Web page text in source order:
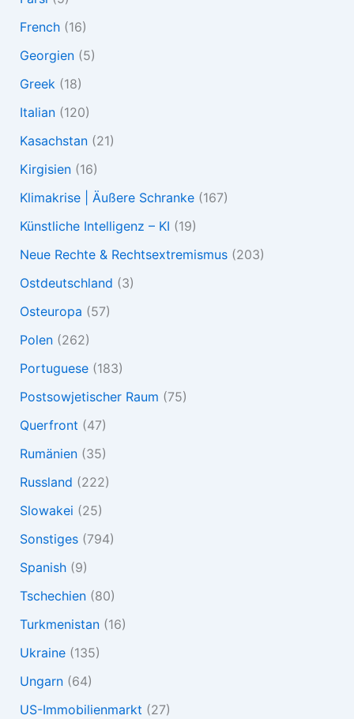
French(16)
Georgien(5)
Greek(18)
Italian(120)
Kasachstan(21)
Kirgisien(16)
Klimakrise | Äußere Schranke(167)
Künstliche Intelligenz – KI (19)
Neue Rechte & Rechtsextremismus(203)
Ostdeutschland (3)
Osteuropa (57)
Polen(262)
Portuguese(183)
Postsowjetischer Raum (75)
Querfront (47)
Rumänien(35)
Russland (222)
Slowakei (25)
Sonstiges(794)
Spanish(9)
Tschechien(80)
Turkmenistan(16)
Ukraine(135)
Ungarn(64)
US-Immobilienmarkt (27)